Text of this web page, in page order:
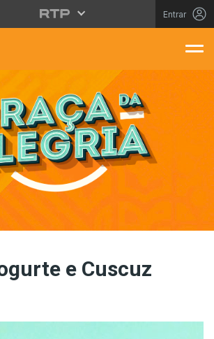
principal
Entrar
e Cuscuz